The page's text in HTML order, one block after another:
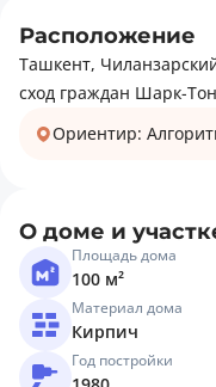
Расположение
Ташкент,
сход граждан Шарк-
Ориентир:
О доме и
Площадь дома
100 м²
Материал дома
Кирпич
Год постройки